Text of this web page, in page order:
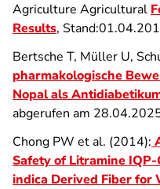
Agriculture Agricultural
Results,
Bertsche T, Müller U,
pharmakologische
Nopal als
abgerufen am
Chong PW et al. (2014):
Safety of Litramine
indica Derived Fiber for